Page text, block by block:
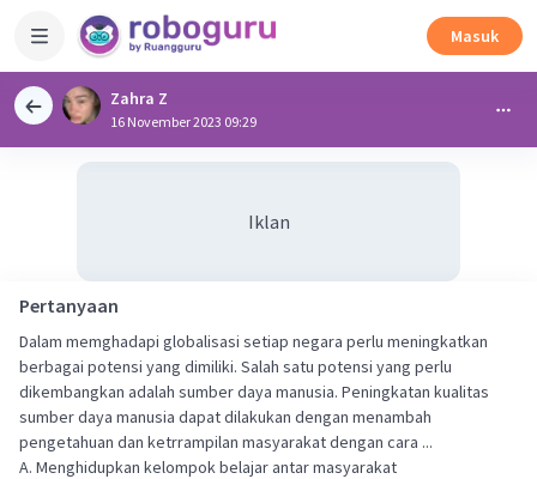
Masuk
Zahra Z
16 November 2023 09:29
Iklan
Pertanyaan
Dalam memghadapi globalisasi setiap negara perlu meningkatkan
berbagai potensi yang dimiliki. Salah satu potensi yang perlu
dikembangkan adalah sumber daya manusia. Peningkatan kualitas
sumber daya manusia dapat dilakukan dengan menambah
pengetahuan dan ketrrampilan masyarakat dengan cara ...
A. Menghidupkan kelompok belajar antar masyarakat